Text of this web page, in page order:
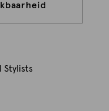
Stylists